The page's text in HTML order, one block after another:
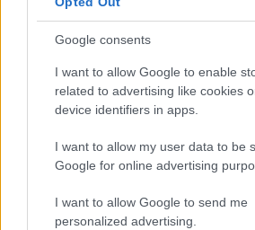
Google consents
I want to allow Google to enable
related to advertising like cookies
device identifiers in apps.
I want to allow my user data to be
Google for online advertising
I want to allow Google to send me
personalized advertising.
Hivatalos:
Debrecen éléről, a
irányít
NB I
Blagojevic
elleni vereség